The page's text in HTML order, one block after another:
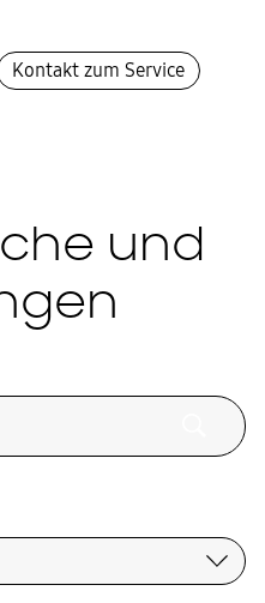
Kontakt zum Service
und